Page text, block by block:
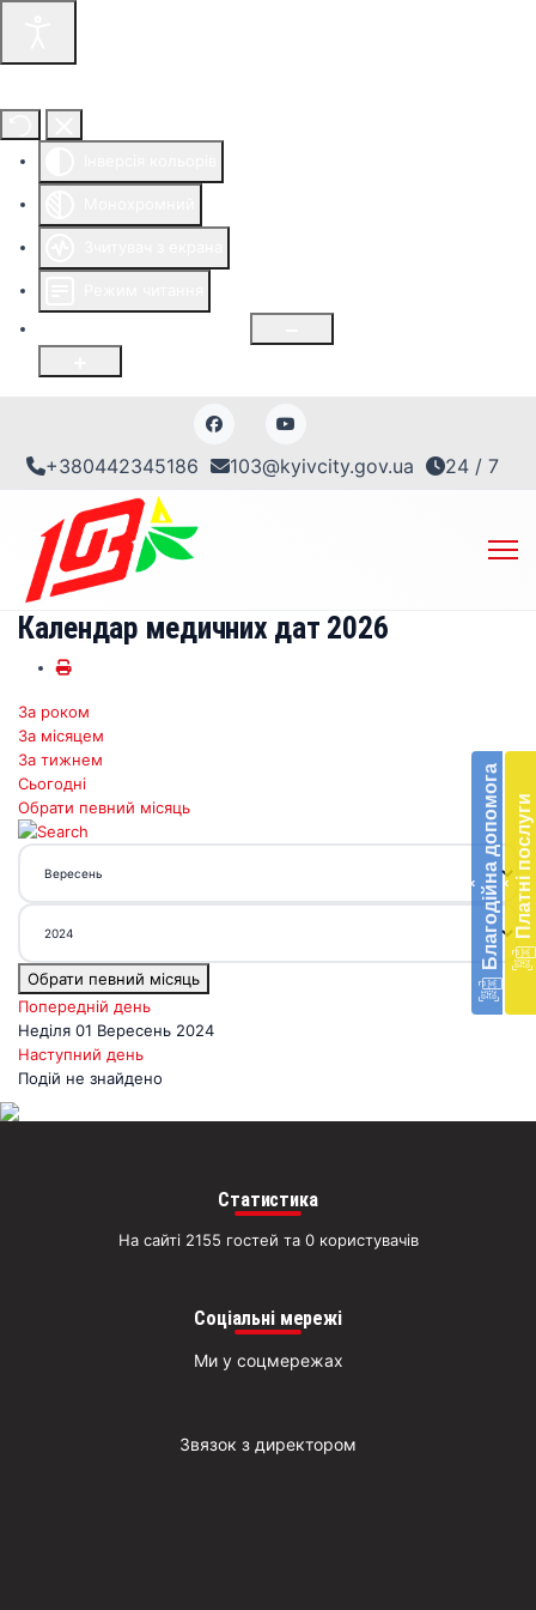
+380442345186 103@kyivcity.gov.ua 24 / 7
‹ Благодійна допомогав
‹ Платні послуги
Календар медичних дат 2026
За роком
За місяцем
За тижнем
Сьогодні
Обрати певний місяць
Обрати певний місяць
Попередній день
Неділя 01 Вересень 2024
Наступний день
Подій не знайдено
Статистика
На сайті 2155 гостей та 0 користувачів
Соціальні мережі
Ми у соцмережах
Звязок з директором